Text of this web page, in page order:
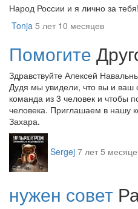
Народ России и я лично за
Tonja 5 лет 10 месяцев
Помогите
Здравствуйте Алексей
Дудя мы увидели, что вы и ваш
команда из 3 человек и
человека. Приглашаем в нашу
Захара.
Sergej 7 лет 5
нужен совет